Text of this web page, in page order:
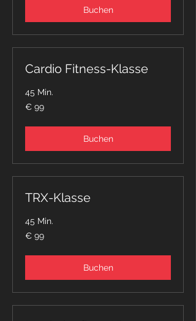
Buchen
Cardio Fitness-Klasse
45 Min.
99
Euro
€ 99
Buchen
TRX-Klasse
45 Min.
99
Euro
€ 99
Buchen